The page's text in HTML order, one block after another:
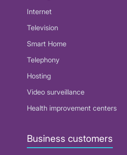
Internet
Television
Smart Home
Telephony
Hosting
Video surveillance
Health improvement centers
Business customers